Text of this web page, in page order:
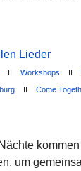
Lieder
II Workshops II
II Come
um